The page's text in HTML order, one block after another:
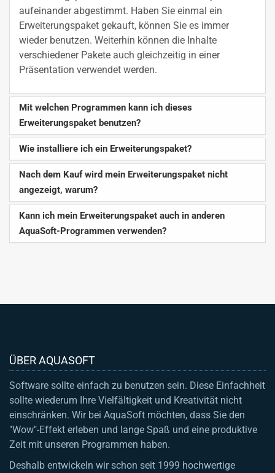
aufeinander abgestimmt. Haben Sie einmal ein
Erweiterungspaket gekauft, können Sie es immer
wieder benutzen. Weiterhin können die Inhalte
verschiedener Pakete auch gleichzeitig in einer
Präsentation verwendet werden.
Mit welchen Programmen kann ich dieses
Erweiterungspaket benutzen?
Wie installiere ich ein Erweiterungspaket?
Nach dem Kauf wird mein Erweiterungspaket nicht
angezeigt, warum?
Kann ich mein Erweiterungspaket auch in anderen
AquaSoft-Programmen verwenden?
ÜBER AQUASOFT
Software sollte einfach zu benutzen sein. Diese Einfachheit
sollte wiederum Ihre Vielfältigkeit und Kreativität nicht
einschränken. Wir bei AquaSoft möchten, dass Sie den
"Wow"-Effekt erleben und lange Spaß und eine produktive
Zeit mit unseren Programmen haben.
Deshalb entwickeln wir schon seit 1999 hochwertige